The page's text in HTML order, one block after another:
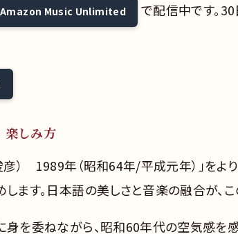
Amazon Music Unlimited
で配信中です。
楽しみ方
彦） 1989年（昭和64年/平成元年）」をよ
します。日本語の美しさと音楽の融合が、
身を委ねながら、昭和60年代の空気感を